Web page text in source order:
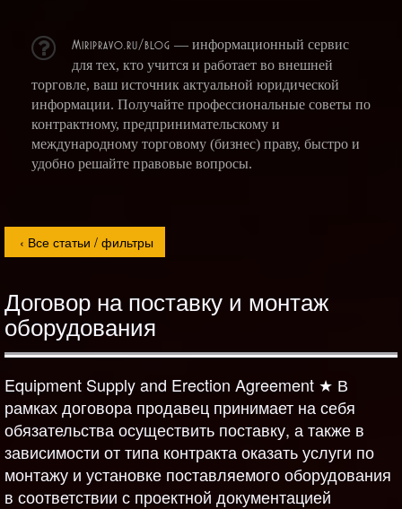
Miripravo.ru/blog — информационный сервис
для тех, кто учится и работает во внешней
торговле, ваш источник актуальной юридической
информации. Получайте профессиональные советы по
контрактному, предпринимательскому и
международному торговому (бизнес) праву, быстро и
удобно решайте правовые вопросы.
Договор на поставку и монтаж
оборудования
Equipment Supply and Erection Agreement ★ В
рамках договора продавец принимает на себя
обязательства осуществить поставку, а также в
зависимости от типа контракта оказать услуги по
монтажу и установке поставляемого оборудования
в соответствии с проектной документацией